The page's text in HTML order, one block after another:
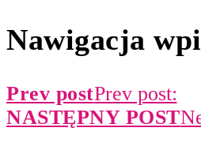
Nawigacja
Prev postPrev post:
NASTĘPNY POST